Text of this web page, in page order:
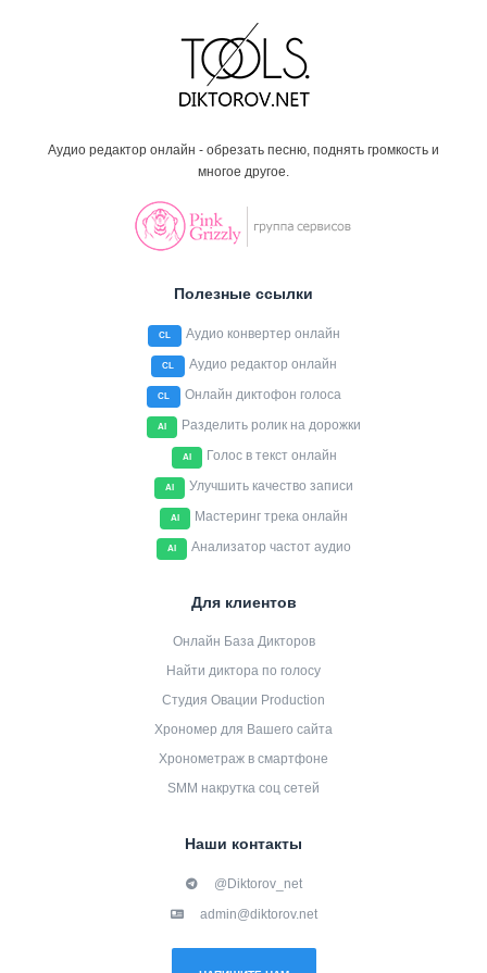
Аудио редактор онлайн - обрезать песню, поднять громкость и
многое другое.
Полезные ссылки
CL Аудио конвертер онлайн
CL Аудио редактор онлайн
CL Онлайн диктофон голоса
AI Разделить ролик на дорожки
AI Голос в текст онлайн
AI Улучшить качество записи
AI Мастеринг трека онлайн
AI Анализатор частот аудио
Для клиентов
Онлайн База Дикторов
Найти диктора по голосу
Студия Овации Production
Хрономер для Вашего сайта
Хронометраж в смартфоне
SMM накрутка соц сетей
Наши контакты
@Diktorov_net
admin@diktorov.net